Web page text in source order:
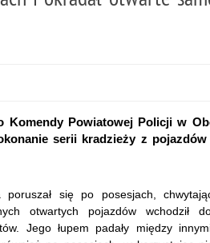
Komendy Powiatowej Policji w
serii kradzieży z
się po posesjach,
otwartych pojazdów wchodził
Jego łupem padały między